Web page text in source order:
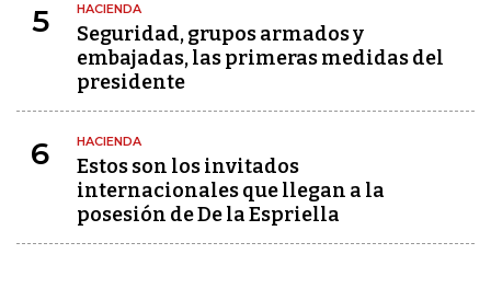
5 HACIENDA
Seguridad, grupos armados y
embajadas, las primeras medidas del
presidente
6 HACIENDA
Estos son los invitados
internacionales que llegan a la
posesión de De la Espriella